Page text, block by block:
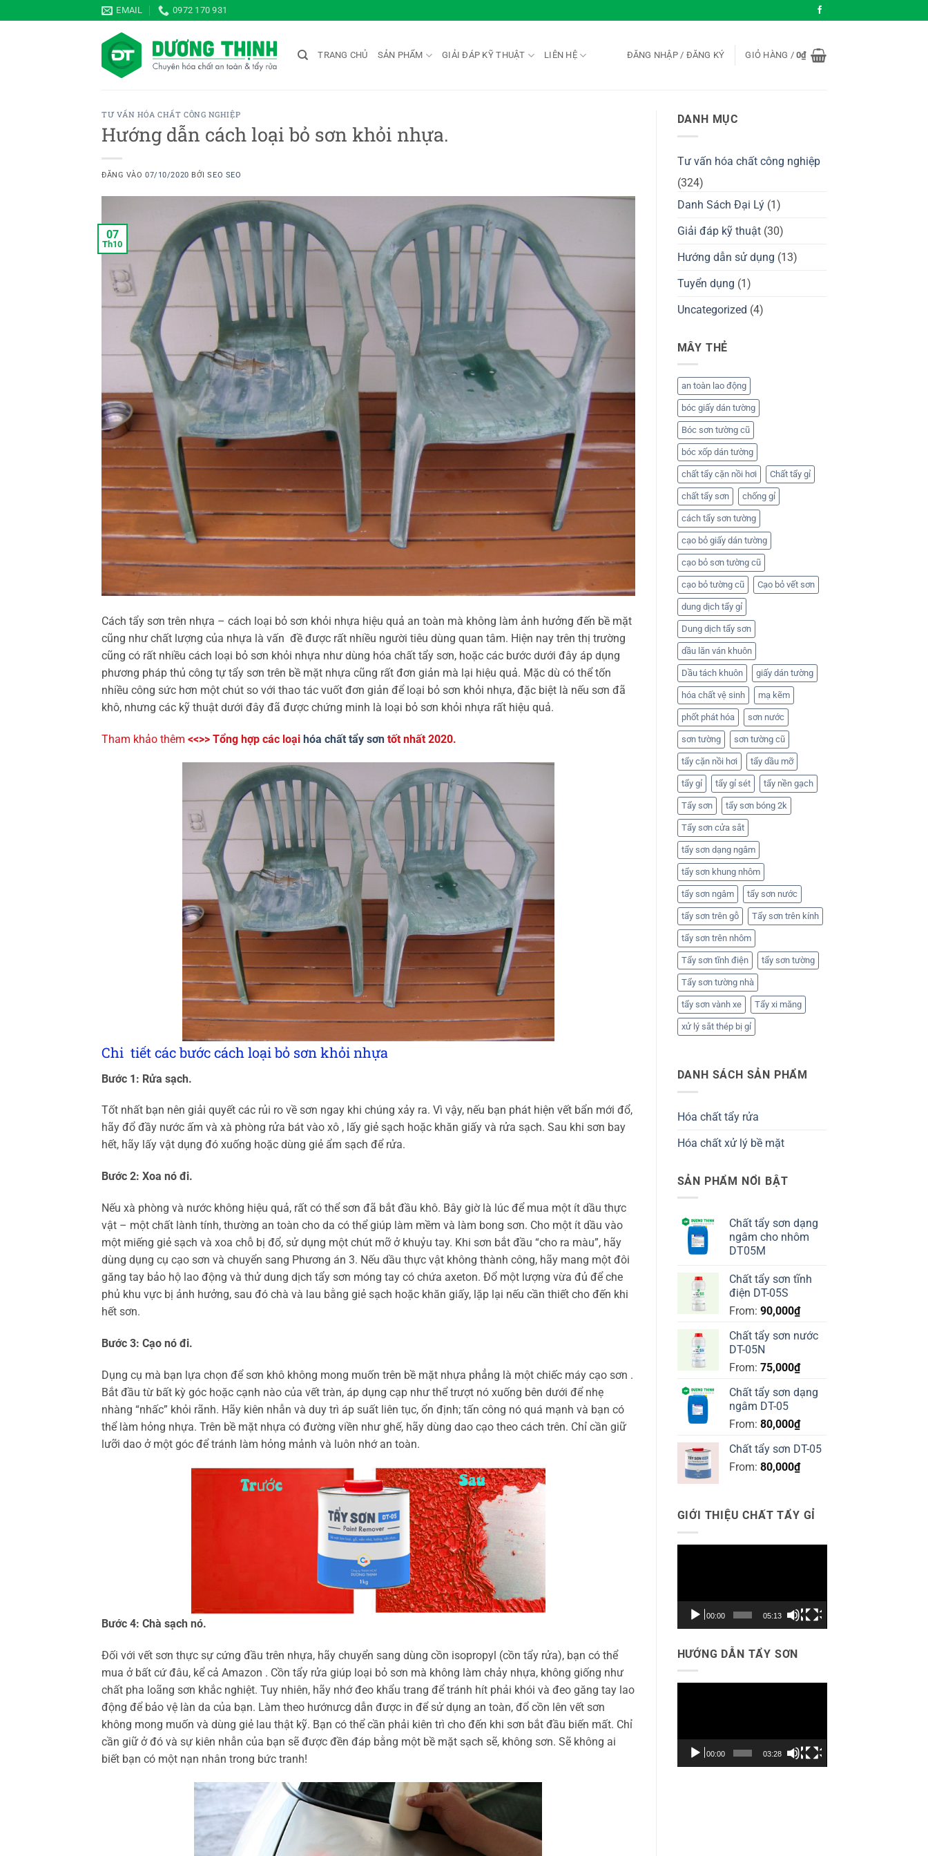
qua
EMAIL 0972 170 931
TRANG CHỦ SẢN PHẨM GIẢI ĐÁP KỸ THUẬT LIÊN HỆ ĐĂNG NHẬP / ĐĂNG KÝ GIỎ HÀNG /0₫
TƯ VẤN HÓA CHẤT CÔNG NGHIỆP
Hướng dẫn cách loại bỏ sơn khỏi nhựa.
ĐĂNG VÀO07/10/2020 BỞISEO SEO
07
Th10
Cách tẩy sơn trên nhựa – cách loại bỏ sơn khỏi nhựa hiệu quả an toàn mà không làm ảnh hưởng đến bề mặt
cũng như chất lượng của nhựa là vấn đề được rất nhiều người tiêu dùng quan tâm. Hiện nay trên thị trường
cũng có rất nhiều cách loại bỏ sơn khỏi nhựa như dùng hóa chất tẩy sơn, hoặc các bước dưới đây áp dụng
phương pháp thủ công tự tẩy sơn trên bề mặt nhựa cũng rất đơn giản mà lại hiệu quả. Mặc dù có thể tốn
nhiều công sức hơn một chút so với thao tác vuốt đơn giản để loại bỏ sơn khỏi nhựa, đặc biệt là nếu sơn đã
khô, nhưng các kỹ thuật dưới đây đã được chứng minh là loại bỏ sơn khỏi nhựa rất hiệu quả.
Tham khảo thêm <<>> Tổng hợp các loại hóa chất tẩy sơn tốt nhất 2020.
Chi tiết các bước cách loại bỏ sơn khỏi nhựa
Bước 1: Rửa sạch.
Tốt nhất bạn nên giải quyết các rủi ro về sơn ngay khi chúng xảy ra. Vì vậy, nếu bạn phát hiện vết bẩn mới đổ,
hãy đổ đầy nước ấm và xà phòng rửa bát vào xô , lấy giẻ sạch hoặc khăn giấy và rửa sạch. Sau khi sơn bay
hết, hãy lấy vật dụng đó xuống hoặc dùng giẻ ẩm sạch để rửa.
Bước 2: Xoa nó đi.
Nếu xà phòng và nước không hiệu quả, rất có thể sơn đã bắt đầu khô. Bây giờ là lúc để mua một ít dầu thực
vật – một chất lành tính, thường an toàn cho da có thể giúp làm mềm và làm bong sơn. Cho một ít dầu vào
một miếng giẻ sạch và xoa chỗ bị đổ, sử dụng một chút mỡ ở khuỷu tay. Khi sơn bắt đầu “cho ra màu”, hãy
dùng dụng cụ cạo sơn và chuyển sang Phương án 3. Nếu dầu thực vật không thành công, hãy mang một đôi
găng tay bảo hộ lao động và thử dung dịch tẩy sơn móng tay có chứa axeton. Đổ một lượng vừa đủ để che
phủ khu vực bị ảnh hưởng, sau đó chà và lau bằng giẻ sạch hoặc khăn giấy, lặp lại nếu cần thiết cho đến khi
hết sơn.
Bước 3: Cạo nó đi.
Dụng cụ mà bạn lựa chọn để sơn khô không mong muốn trên bề mặt nhựa phẳng là một chiếc máy cạo sơn .
Bắt đầu từ bất kỳ góc hoặc cạnh nào của vết tràn, áp dụng cạp như thể trượt nó xuống bên dưới để nhẹ
nhàng “nhấc” khỏi rãnh. Hãy kiên nhẫn và duy trì áp suất liên tục, ổn định; tấn công nó quá mạnh và bạn có
thể làm hỏng nhựa. Trên bề mặt nhựa có đường viền như ghế, hãy dùng dao cạo theo cách trên. Chỉ cần giữ
lưỡi dao ở một góc để tránh làm hỏng mảnh và luôn nhớ an toàn.
Bước 4: Chà sạch nó.
Đối với vết sơn thực sự cứng đầu trên nhựa, hãy chuyển sang dùng cồn isopropyl (cồn tẩy rửa), bạn có thể
mua ở bất cứ đâu, kể cả Amazon . Cồn tẩy rửa giúp loại bỏ sơn mà không làm chảy nhựa, không giống như
chất pha loãng sơn khắc nghiệt. Tuy nhiên, hãy nhớ đeo khẩu trang để tránh hít phải khói và đeo găng tay lao
động để bảo vệ làn da của bạn. Làm theo hướnưcg dẫn được in để sử dụng an toàn, đổ cồn lên vết sơn
không mong muốn và dùng giẻ lau thật kỹ. Bạn có thể cần phải kiên trì cho đến khi sơn bắt đầu biến mất. Chỉ
cần giữ ở đó và sự kiên nhẫn của bạn sẽ được đền đáp bằng một bề mặt sạch sẽ, không sơn. Sẽ không ai
biết bạn có một nạn nhân trong bức tranh!
DANH MỤC
Tư vấn hóa chất công nghiệp
(324)
Danh Sách Đại Lý(1)
Giải đáp kỹ thuật(30)
Hướng dẫn sử dụng (13)
Tuyển dụng (1)
Uncategorized (4)
MÂY THẺ
an toàn lao động
bóc giấy dán tường
Bóc sơn tường cũ
bóc xốp dán tường
chất tẩy cặn nồi hơi Chất tẩy gỉ
chất tẩy sơn chống gỉ
cách tẩy sơn tường
cạo bỏ giấy dán tường
cạo bỏ sơn tường cũ
cạo bỏ tường cũ Cạo bỏ vết sơn
dung dịch tẩy gỉ
Dung dịch tẩy sơn
dầu lăn ván khuôn
Dầu tách khuôn giấy dán tường
hóa chất vệ sinh mạ kẽm
phốt phát hóa sơn nước
sơn tường sơn tường cũ
tẩy cặn nồi hơi tẩy dầu mỡ
tẩy gỉ tẩy gỉ sét tẩy nền gạch
Tẩy sơn tẩy sơn bóng 2k
Tẩy sơn cửa sắt
tẩy sơn dạng ngâm
tẩy sơn khung nhôm
tẩy sơn ngâm tẩy sơn nước
tẩy sơn trên gỗ Tẩy sơn trên kính
tẩy sơn trên nhôm
Tẩy sơn tĩnh điện tẩy sơn tường
Tẩy sơn tường nhà
tẩy sơn vành xe Tẩy xi măng
xử lý sắt thép bị gỉ
DANH SÁCH SẢN PHẨM
Hóa chất tẩy rửa
Hóa chất xử lý bề mặt
SẢN PHẨM NỔI BẬT
Chất tẩy sơn dạng
ngâm cho nhôm
DT05M
Chất tẩy sơn tĩnh
điện DT-05S
From: 90,000₫
Chất tẩy sơn nước
DT-05N
From: 75,000₫
Chất tẩy sơn dạng
ngâm DT-05
From: 80,000₫
Chất tẩy sơn DT-05
From: 80,000₫
GIỚI THIỆU CHẤT TẨY GỈ
00:00 05:13
HƯỚNG DẪN TẨY SƠN
00:00 03:28